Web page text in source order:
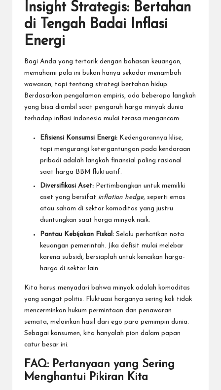
Insight Strategis: Bertahan
di Tengah Badai Inflasi
Energi
Bagi Anda yang tertarik dengan bahasan keuangan,
memahami pola ini bukan hanya sekadar menambah
wawasan, tapi tentang strategi bertahan hidup.
Berdasarkan pengalaman empiris, ada beberapa langkah
yang bisa diambil saat pengaruh harga minyak dunia
terhadap inflasi indonesia mulai terasa mengancam:
Efisiensi Konsumsi Energi: Kedengarannya klise,
tapi mengurangi ketergantungan pada kendaraan
pribadi adalah langkah finansial paling rasional
saat harga BBM fluktuatif.
Diversifikasi Aset: Pertimbangkan untuk memiliki
aset yang bersifat inflation hedge, seperti emas
atau saham di sektor komoditas yang justru
diuntungkan saat harga minyak naik.
Pantau Kebijakan Fiskal: Selalu perhatikan nota
keuangan pemerintah. Jika defisit mulai melebar
karena subsidi, bersiaplah untuk kenaikan harga-
harga di sektor lain.
Kita harus menyadari bahwa minyak adalah komoditas
yang sangat politis. Fluktuasi harganya sering kali tidak
mencerminkan hukum permintaan dan penawaran
semata, melainkan hasil dari ego para pemimpin dunia.
Sebagai konsumen, kita hanyalah pion dalam papan
catur besar ini.
FAQ: Pertanyaan yang Sering
Menghantui Pikiran Kita